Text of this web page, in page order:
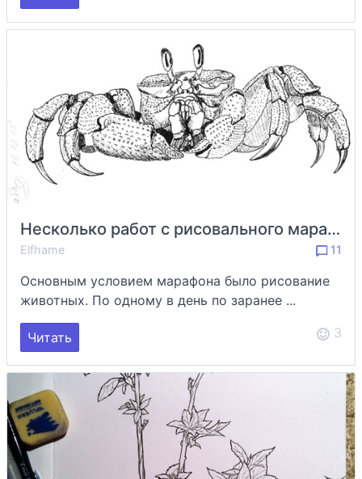
Несколько работ с рисовального марафона Inktober
Elfhame 11
Основным условием марафона было рисование
животных. По одному в день по заранее ...
Читать 3